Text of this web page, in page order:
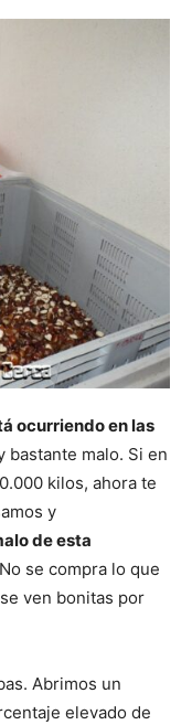
ocurriendo en las
bastante malo. Si en
kilos, ahora te
y
de esta
No se compra lo que
ven bonitas por
Abrimos un
elevado de